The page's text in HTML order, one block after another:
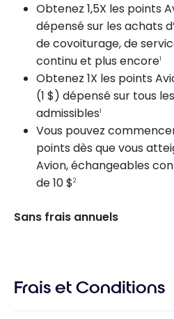
Obtenez 1,5X les points
dépensé sur les achats
de covoiturage, de
continu et plus encore1
Obtenez 1X les points
(1 $) dépensé sur tous
admissibles1
Vous pouvez
points dès que vous
Avion, échangeables
de 10 $2
Sans frais annuels
Frais et Conditions